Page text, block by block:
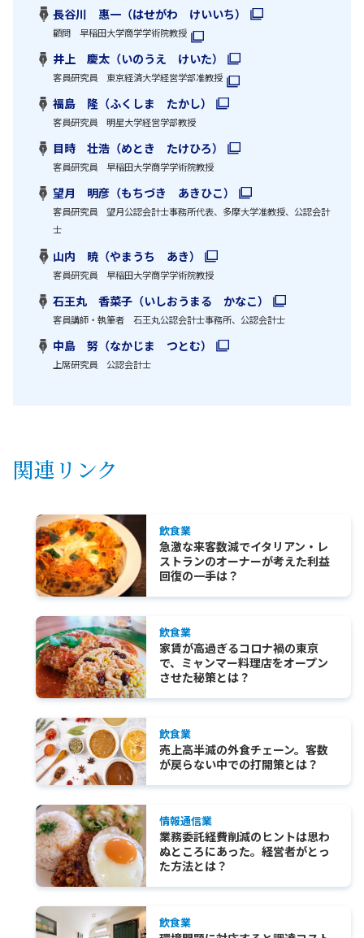
長谷川 惠一（はせがわ けいいち）
顧問 早稲田大学商学学術院教授
井上 慶太（いのうえ けいた）
客員研究員 東京経済大学経営学部准教授
福島 隆（ふくしま たかし）
客員研究員 明星大学経営学部教授
目時 壮浩（めとき たけひろ）
客員研究員 早稲田大学商学学術院教授
望月 明彦（もちづき あきひこ）
客員研究員 望月公認会計士事務所代表、多摩大学准教授、公認会計
士
山内 暁（やまうち あき）
客員研究員 早稲田大学商学学術院教授
石王丸 香菜子（いしおうまる かなこ）
客員講師・執筆者 石王丸公認会計士事務所、公認会計士
中島 努（なかじま つとむ）
上席研究員 公認会計士
関連リンク
飲食業
急激な来客数減でイタリアン・レ
ストランのオーナーが考えた利益
回復の一手は？
飲食業
家賃が高過ぎるコロナ禍の東京
で、ミャンマー料理店をオープン
させた秘策とは？
飲食業
売上高半減の外食チェーン。客数
が戻らない中での打開策とは？
情報通信業
業務委託経費削減のヒントは思わ
ぬところにあった。経営者がとっ
た方法とは？
飲食業